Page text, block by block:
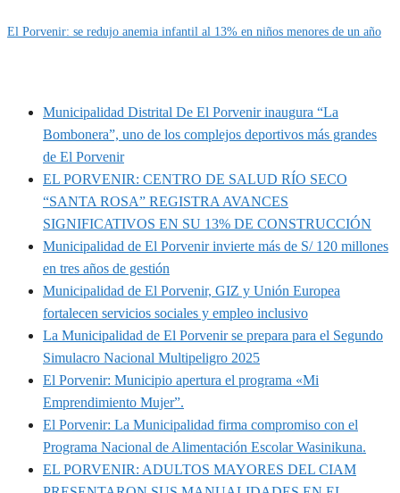
El Porvenir: se redujo anemia infantil al 13% en niños menores de un año
Municipalidad Distrital De El Porvenir inaugura “La
Bombonera”, uno de los complejos deportivos más grandes
de El Porvenir
EL PORVENIR: CENTRO DE SALUD RÍO SECO
“SANTA ROSA” REGISTRA AVANCES
SIGNIFICATIVOS EN SU 13% DE CONSTRUCCIÓN
Municipalidad de El Porvenir invierte más de S/ 120 millones
en tres años de gestión
Municipalidad de El Porvenir, GIZ y Unión Europea
fortalecen servicios sociales y empleo inclusivo
La Municipalidad de El Porvenir se prepara para el Segundo
Simulacro Nacional Multipeligro 2025
El Porvenir: Municipio apertura el programa «Mi
Emprendimiento Mujer”.
El Porvenir: La Municipalidad firma compromiso con el
Programa Nacional de Alimentación Escolar Wasinikuna.
EL PORVENIR: ADULTOS MAYORES DEL CIAM